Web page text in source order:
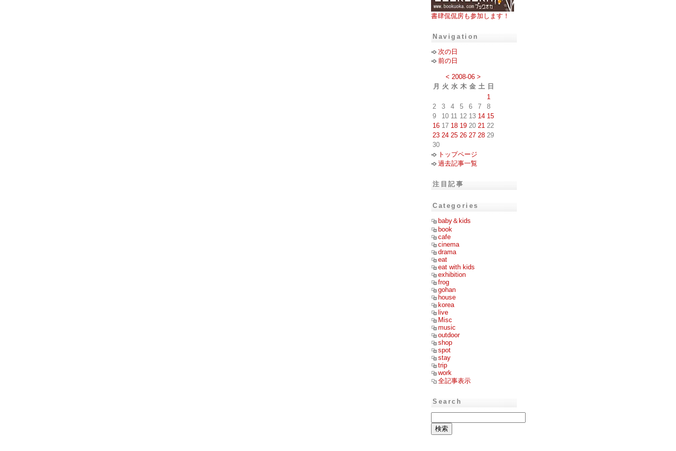
書肆侃侃房も参加します！
Navigation
次の日
前の日
< 2008-06 >
月
火 水 木 金 土 日
1
2
3 4 5 6 7
8
9
10 11 12 13 14 15
16 17 18 19 20 21 22
23 24 25 26 27 28 29
30
トップページ
過去記事一覧
注目記事
Categories
baby＆kids
book
cafe
cinema
drama
eat
eat with kids
exhibition
frog
gohan
house
korea
live
Misc
music
outdoor
shop
spot
stay
trip
work
全記事表示
Search